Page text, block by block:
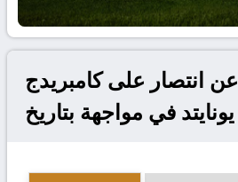
انتصار على كامبريدج
يونايتد في مواجهة بتاريخ